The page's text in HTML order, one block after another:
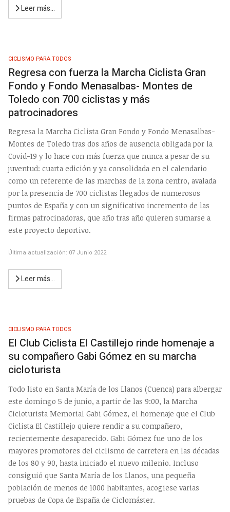
Leer más…
CICLISMO PARA TODOS
Regresa con fuerza la Marcha Ciclista Gran
Fondo y Fondo Menasalbas- Montes de
Toledo con 700 ciclistas y más
patrocinadores
Regresa la Marcha Ciclista Gran Fondo y Fondo Menasalbas-
Montes de Toledo tras dos años de ausencia obligada por la
Covid-19 y lo hace con más fuerza que nunca a pesar de su
juventud: cuarta edición y ya consolidada en el calendario
como un referente de las marchas de la zona centro, avalada
por la presencia de 700 ciclistas llegados de numerosos
puntos de España y con un significativo incremento de las
firmas patrocinadoras, que año tras año quieren sumarse a
este proyecto deportivo.
Última actualización: 07 Junio 2022
Leer más…
CICLISMO PARA TODOS
El Club Ciclista El Castillejo rinde homenaje a
su compañero Gabi Gómez en su marcha
cicloturista
Todo listo en Santa María de los Llanos (Cuenca) para albergar
este domingo 5 de junio, a partir de las 9:00, la Marcha
Cicloturista Memorial Gabi Gómez, el homenaje que el Club
Ciclista El Castillejo quiere rendir a su compañero,
recientemente desaparecido. Gabi Gómez fue uno de los
mayores promotores del ciclismo de carretera en las décadas
de los 80 y 90, hasta iniciado el nuevo milenio. Incluso
consiguió que Santa María de los Llanos, una pequeña
población de menos de 1000 habitantes, acogiese varias
pruebas de Copa de España de Ciclomáster.